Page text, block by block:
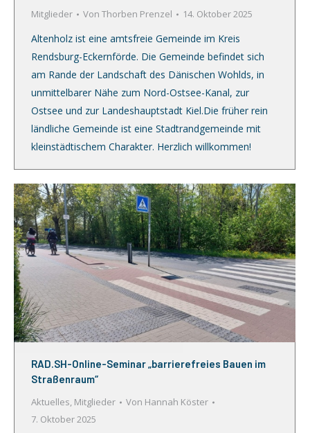
Mitglieder
Von Thorben Prenzel 14. Oktober 2025
Altenholz ist eine amtsfreie Gemeinde im Kreis
Rendsburg-Eckernförde. Die Gemeinde befindet sich
am Rande der Landschaft des Dänischen Wohlds, in
unmittelbarer Nähe zum Nord-Ostsee-Kanal, zur
Ostsee und zur Landeshauptstadt Kiel.Die früher rein
ländliche Gemeinde ist eine Stadtrandgemeinde mit
kleinstädtischem Charakter. Herzlich willkommen!
RAD.SH-Online-Seminar „barrierefreies Bauen im
Straßenraum“
Aktuelles, Mitglieder Von Hannah Köster
7. Oktober 2025